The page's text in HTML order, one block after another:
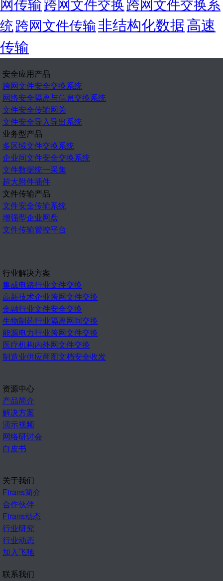
跨网文件交换跨网文件交换系
统跨网文件传输非结构化数据高速
传输
安全应用产品
跨网文件安全交换系统
网络安全隔离与信息交换系统
文件安全传输网关
文件安全导入导出系统
业务型产品
多区域文件交换系统
企业间文件安全交换系统
文件数据统一采集
超大附件插件
文件传输产品
文件安全传输系统
增强型企业网盘
文件传输管控平台
行业解决方案
集成电路行业文件交换
高新技术企业跨网文件交换
金融行业文件安全交换
生物制药行业隔离网间交换
能源电力行业跨网文件交换
医疗机构内外网文件交换
制造业供应商图文档安全收发
资源中心
产品简介
解决方案
演示视频
网络研讨会
白皮书
关于我们
Ftrans简介
合作伙伴
Ftrans动态
行业研究
行业动态
加入飞驰
联系我们